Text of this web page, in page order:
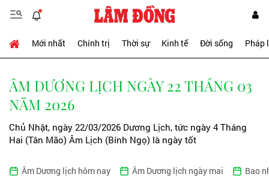
Mới nhất Chính trị Thời sự Kinh tế Đời sống Pháp
ÂM DƯƠNG LỊCH NGÀY 22 THÁNG 03
NĂM 2026
Chủ Nhật, ngày 22/03/2026 Dương Lịch, tức ngày 4 Tháng
Hai (Tân Mão) Âm Lịch (Bính Ngọ) là ngày tốt
Âm Dương lịch hôm nay Âm Dương lịch ngày mai Bao